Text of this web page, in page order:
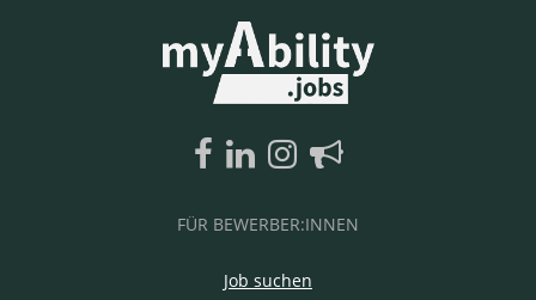
FÜR BEWERBER:INNEN
Job suchen